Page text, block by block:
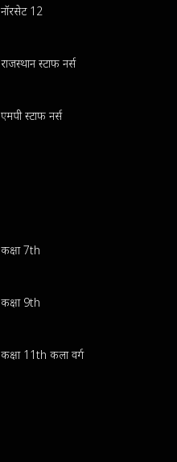
नॉरसेट 12
राजस्थान स्टाफ नर्स
एमपी स्टाफ नर्स
कक्षा 7th
कक्षा 9th
कक्षा 11th कला वर्ग